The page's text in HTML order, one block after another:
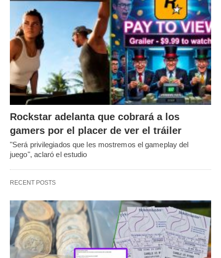
Rockstar adelanta que cobrará a los
gamers por el placer de ver el tráiler
"Será privilegiados que les mostremos el gameplay del
juego", aclaró el estudio
RECENT POSTS